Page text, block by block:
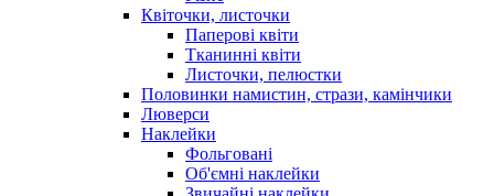
Квіточки, листочки
Паперові квіти
Тканинні квіти
Листочки, пелюстки
Половинки намистин, стрази, камінчики
Люверси
Наклейки
Фольговані
Об'ємні наклейки